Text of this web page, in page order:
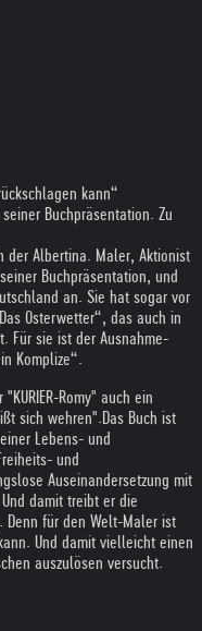
kann“
Buchpräsentation. Zu
der Albertina. Maler, Aktionist
Buchpräsentation, und
an. Sie hat sogar vor
Osterwetter“, das auch in
Für sie ist der Ausnahme-
Komplize“.
Romy" auch ein
sich wehren". Das Buch ist
Lebens- und
und
Auseinandersetzung mit
damit treibt er die
Denn für den Welt-Maler ist
Und damit vielleicht einen
auszulösen versucht.